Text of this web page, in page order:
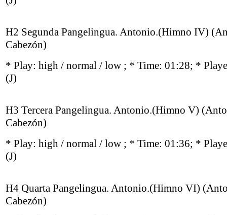
H2 Segunda Pangelingua. Antonio.(Himno IV)
Cabezón)
* Play: high / normal / low ; * Time: 01:28; *
(J)
H3 Tercera Pangelingua. Antonio.(Himno V)
Cabezón)
* Play: high / normal / low ; * Time: 01:36; *
(J)
H4 Quarta Pangelingua. Antonio.(Himno VI)
Cabezón)